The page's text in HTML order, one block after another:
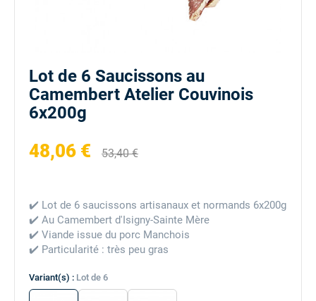
Lot de 6 Saucissons au
Camembert Atelier Couvinois
6x200g
✔️ Lot de 6 saucissons artisanaux et normands 6x200g
✔️ Au Camembert d'Isigny-Sainte Mère
✔️ Viande issue du porc Manchois
✔️ Particularité : très peu gras
Variant(s) : Lot de 6
48,06 € 53,40 €